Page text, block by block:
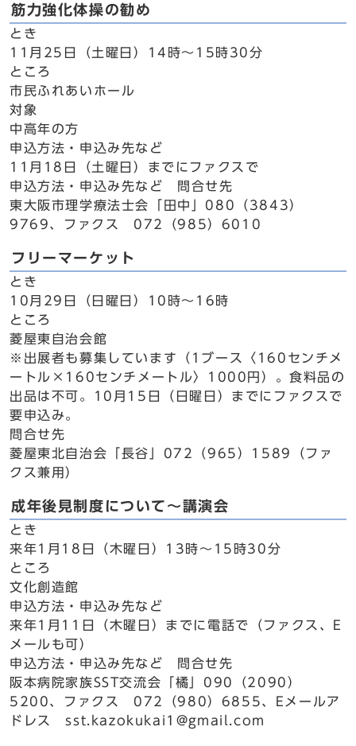
筋力強化体操の勧め
とき
11月25日（土曜日）14時～15時30分
ところ
市民ふれあいホール
対象
中高年の方
申込方法・申込み先など
11月18日（土曜日）までにファクスで
申込方法・申込み先など 問合せ先
東大阪市理学療法士会「田中」080（3843）
9769、ファクス 072（985）6010
フリーマーケット
とき
10月29日（日曜日）10時～16時
ところ
菱屋東自治会館
※出展者も募集しています（1ブース〈160センチメ
ートル×160センチメートル〉1000円）。食料品の
出品は不可。10月15日（日曜日）までにファクスで
要申込み。
問合せ先
菱屋東北自治会「長谷」072（965）1589（ファ
クス兼用）
成年後見制度について～講演会
とき
来年1月18日（木曜日）13時～15時30分
ところ
文化創造館
申込方法・申込み先など
来年1月11日（木曜日）までに電話で（ファクス、E
メールも可）
申込方法・申込み先など 問合せ先
阪本病院家族SST交流会「橘」090（2090）
5200、ファクス 072（980）6855、Eメールア
ドレス sst.kazokukai1@gmail.com